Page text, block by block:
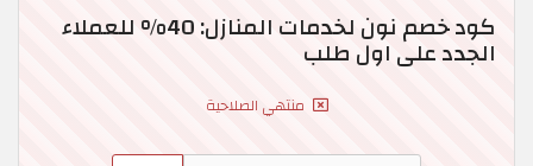
كود خصم نون لخدمات المنازل: 40% للعملاء
الجدد على اول طلب
منتهي الصلاحية